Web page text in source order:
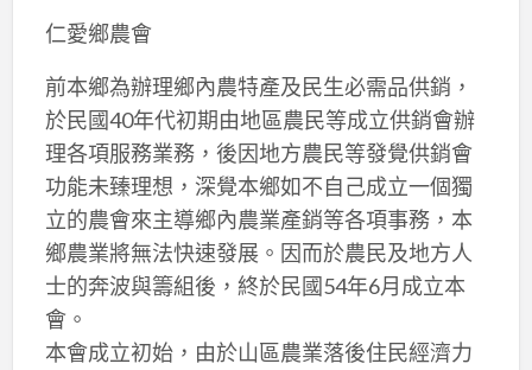
仁愛鄉農會
前本鄉為辦理鄉內農特產及民生必需品供銷，
於民國40年代初期由地區農民等成立供銷會辦
理各項服務業務，後因地方農民等發覺供銷會
功能未臻理想，深覺本鄉如不自己成立一個獨
立的農會來主導鄉內農業產銷等各項事務，本
鄉農業將無法快速發展。因而於農民及地方人
士的奔波與籌組後，終於民國54年6月成立本
會。
本會成立初始，由於山區農業落後住民經濟力